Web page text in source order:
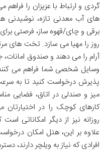
گردی و ارتباط با عزیزان را
های آب معدنی تازه، نوشیدنی
برقی و چای/قهوه ساز، فرصتی
روز را مهیا می سازد. تخت های
آرام را می دهند و صندوق
وسایل شخصی شما فراهم می
پذیرش درخواست کنید تا به
میز و صندلی در اتاق، فضایی
کارهای کوچک را در
روزانه نیز از دیگر امکاناتی
علاوه بر این، هتل امکان
افرادی که نیاز به ویلچر دارند،